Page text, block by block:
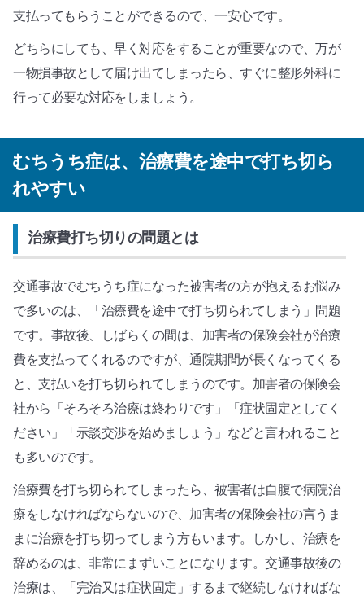
支払ってもらうことができるので、一安心です。
どちらにしても、早く対応をすることが重要なので、万が
一物損事故として届け出てしまったら、すぐに整形外科に
行って必要な対応をしましょう。
むちうち症は、治療費を途中で打ち切ら
れやすい
治療費打ち切りの問題とは
交通事故でむちうち症になった被害者の方が抱えるお悩み
で多いのは、「治療費を途中で打ち切られてしまう」問題
です。事故後、しばらくの間は、加害者の保険会社が治療
費を支払ってくれるのですが、通院期間が長くなってくる
と、支払いを打ち切られてしまうのです。加害者の保険会
社から「そろそろ治療は終わりです」「症状固定としてく
ださい」「示談交渉を始めましょう」などと言われること
も多いのです。
治療費を打ち切られてしまったら、被害者は自腹で病院治
療をしなければならないので、加害者の保険会社の言うま
まに治療を打ち切ってしまう方もいます。しかし、治療を
辞めるのは、非常にまずいことになります。交通事故後の
治療は、「完治又は症状固定」するまで継続しなければな